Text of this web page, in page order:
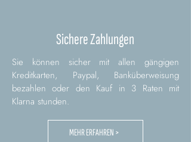
Sichere Zahlungen
Sie können sicher mit allen gängigen
Kreditkarten, Paypal, Banküberweisung
bezahlen oder den Kauf in 3 Raten mit
Klarna stunden.
MEHR ERFAHREN >